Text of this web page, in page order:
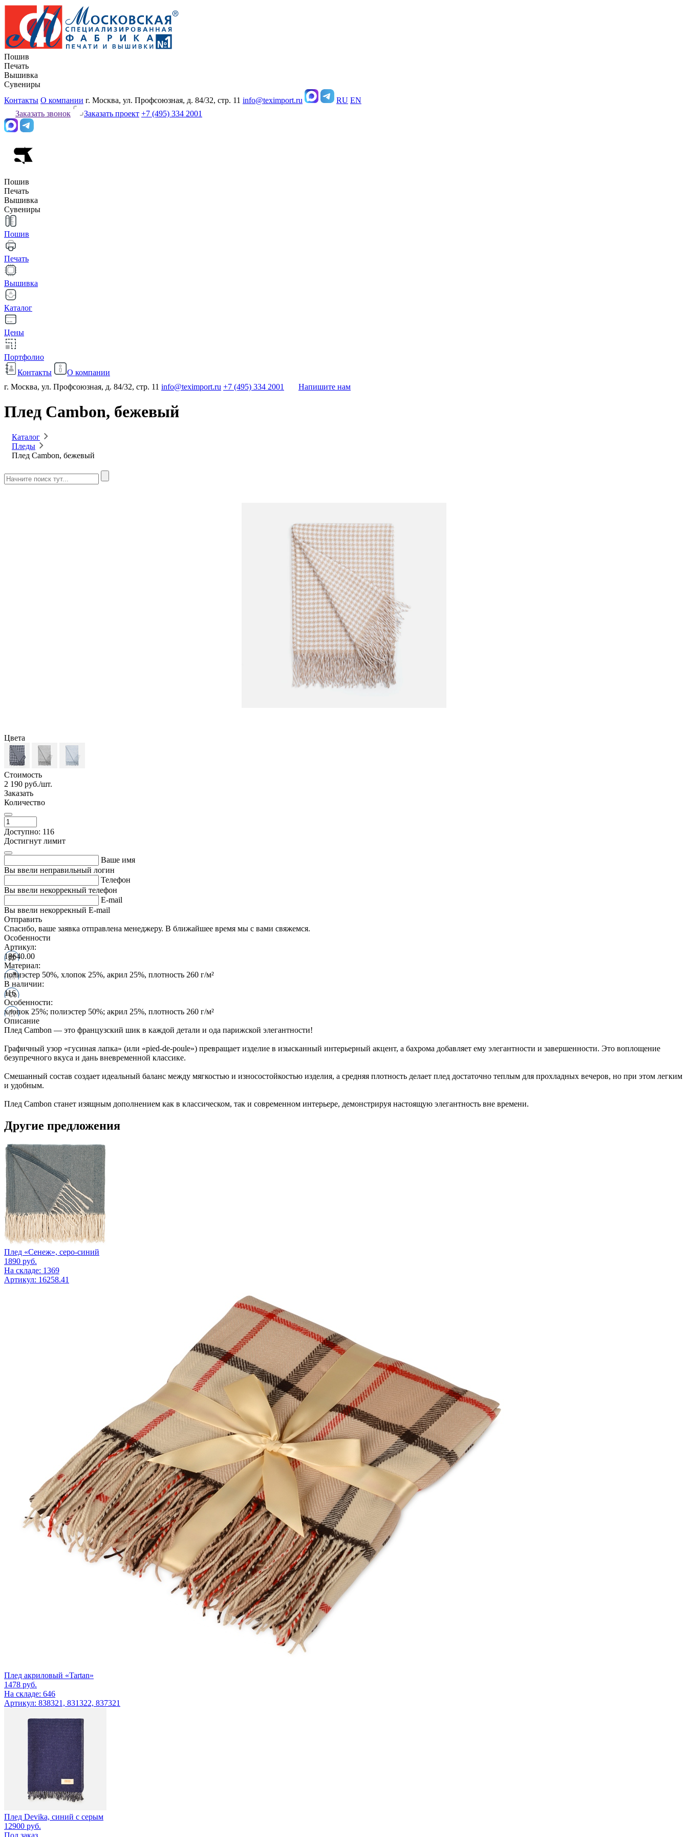
Пошив
Печать
Вышивка
Сувениры
Контакты О компании г. Москва, ул. Профсоюзная, д. 84/32, стр. 11 info@teximport.ru RU EN
Заказать звонок
Заказать проект +7 (495) 334 2001
Пошив
Печать
Вышивка
Сувениры
Пошив
Печать
Вышивка
Каталог
Цены
Портфолио
Контакты
О компании
г. Москва, ул. Профсоюзная, д. 84/32, стр. 11 info@teximport.ru +7 (495) 334 2001 Напишите нам
Плед Cambon, бежевый
Каталог
Пледы
Плед Cambon, бежевый
Цвета
Стоимость
2 190 руб./шт.
Заказать
Количество
Доступно: 116
Достигнут лимит
Ваше имя
Вы ввели неправильный логин
Телефон
Вы ввели некоррекный телефон
E-mail
Вы ввели некоррекный E-mail
Отправить
Спасибо, ваше заявка отправлена менеджеру. В ближайшее время мы с вами свяжемся.
Особенности
Артикул:
18640.00
Материал:
полиэстер 50%, хлопок 25%, акрил 25%, плотность 260 г/м²
В наличии:
116
Особенности:
хлопок 25%; полиэстер 50%; акрил 25%, плотность 260 г/м²
Описание
Плед Cambon — это французский шик в каждой детали и ода парижской элегантности!
Графичный узор «гусиная лапка» (или «pied-de-poule») превращает изделие в изысканный интерьерный акцент, а бахрома добавляет ему элегантности и завершенности. Это воплощение
безупречного вкуса и дань вневременной классике.
Смешанный состав создает идеальный баланс между мягкостью и износостойкостью изделия, а средняя плотность делает плед достаточно теплым для прохладных вечеров, но при этом легким
и удобным.
Плед Cambon станет изящным дополнением как в классическом, так и современном интерьере, демонстрируя настоящую элегантность вне времени.
Другие предложения
Плед «Сенеж», серо-синий
1890 руб.
На складе: 1369
Артикул: 16258.41
Плед акриловый «Tartan»
1478 руб.
На складе: 646
Артикул: 838321, 831322, 837321
Плед Devika, синий с серым
12900 руб.
Под заказ